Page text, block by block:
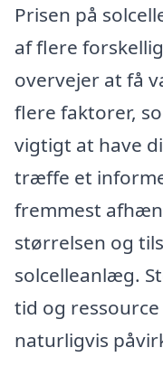
Prisen på
af flere
overvejer at få
flere faktorer,
vigtigt at have
træffe et
fremmest
størrelsen og
solcelleanlæg.
tid og
naturligvis